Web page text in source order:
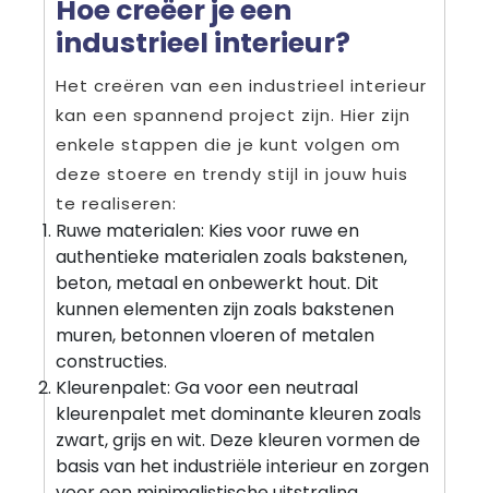
Hoe creëer je een
industrieel interieur?
Het creëren van een industrieel interieur
kan een spannend project zijn. Hier zijn
enkele stappen die je kunt volgen om
deze stoere en trendy stijl in jouw huis
te realiseren:
Ruwe materialen: Kies voor ruwe en
authentieke materialen zoals bakstenen,
beton, metaal en onbewerkt hout. Dit
kunnen elementen zijn zoals bakstenen
muren, betonnen vloeren of metalen
constructies.
Kleurenpalet: Ga voor een neutraal
kleurenpalet met dominante kleuren zoals
zwart, grijs en wit. Deze kleuren vormen de
basis van het industriële interieur en zorgen